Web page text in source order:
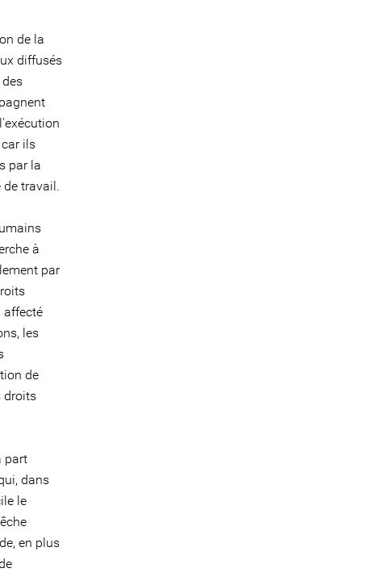
de la
diffusés
ils
par la
de travail.
à
par
affecté
les
de
droits
part
dans
le
en plus